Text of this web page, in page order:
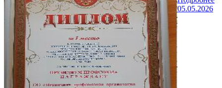
05.05.2026